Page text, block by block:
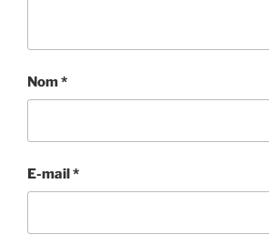
Nom*
E-mail*